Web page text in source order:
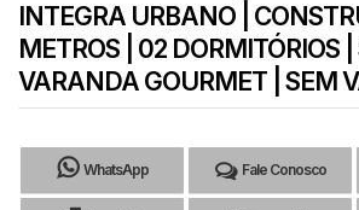
INTEGRA URBANO |
METROS | 02 DORMITÓRIOS |
VARANDA GOURMET | SEM
WhatsApp Fale Conosco